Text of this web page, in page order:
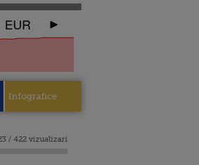
EUR
Infografice
/ 422 vizualizari